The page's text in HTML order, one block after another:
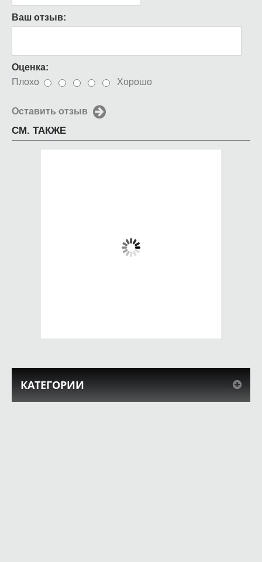
Ваш отзыв:
Оценка:
Плохо
Хорошо
Оставить отзыв
СМ. ТАКЖЕ
КАТЕГОРИИ